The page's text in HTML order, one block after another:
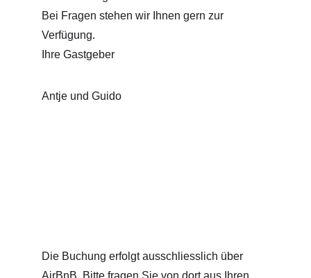
Bei Fragen stehen wir Ihnen gern zur
Verfügung.
Ihre Gastgeber
Antje und Guido
Die Buchung erfolgt ausschliesslich über
AirBnB. Bitte fragen Sie von dort aus Ihren